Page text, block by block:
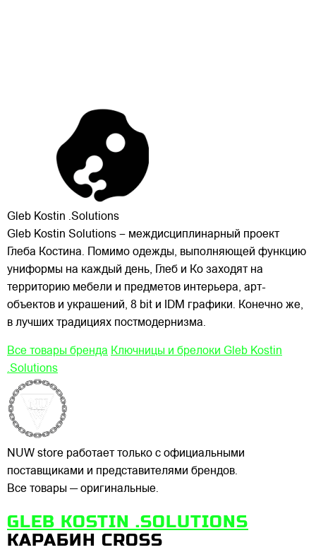
Gleb Kostin .Solutions
Gleb Kostin Solutions – междисциплинарный проект
Глеба Костина. Помимо одежды, выполняющей функцию
униформы на каждый день, Глеб и Ко заходят на
территорию мебели и предметов интерьера, арт-
объектов и украшений, 8 bit и IDM графики. Конечно же,
в лучших традициях постмодернизма.
Все товары бренда Ключницы и брелоки Gleb Kostin
.Solutions
NUW store работает только с официальными
поставщиками и представителями брендов.
Все товары — оригинальные.
GLEB KOSTIN .SOLUTIONS
КАРАБИН CROSS